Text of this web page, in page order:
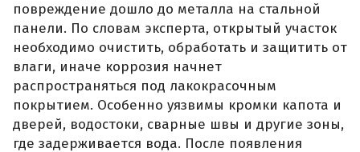
повреждение дошло до металла на стальной
панели. По словам эксперта, открытый участок
необходимо очистить, обработать и защитить от
влаги, иначе коррозия начнет
распространяться под лакокрасочным
покрытием. Особенно уязвимы кромки капота и
дверей, водостоки, сварные швы и другие зоны,
где задерживается вода. После появления